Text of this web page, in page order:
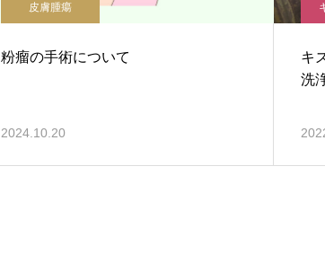
皮膚腫瘍
粉瘤の手術について
2024.10.20
キ
洗